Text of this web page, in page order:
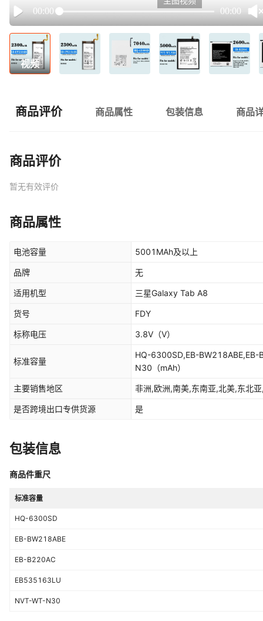
Play
00:00 00:00
视频
商品评价 商品属性 包装信息 商品
商品评价
暂无有效评价
商品属性
电池容量 5001MAh及以上
品牌 无
适用机型 三星Galaxy Tab A8
货号 FDY
标称电压 3.8V （V）
标准容量
HQ-6300SD,EB-
N30 （mAh）
主要销售地区 非洲,欧洲,南美,东南亚,北美,东北
是否跨境出口专供货源 是
包装信息
商品件重尺
标准容量
HQ-6300SD
EB-BW218ABE
EB-B220AC
EB535163LU
NVT-WT-N30